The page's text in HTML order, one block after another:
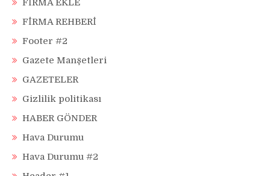
FİRMA EKLE
FİRMA REHBERİ
Footer #2
Gazete Manşetleri
GAZETELER
Gizlilik politikası
HABER GÖNDER
Hava Durumu
Hava Durumu #2